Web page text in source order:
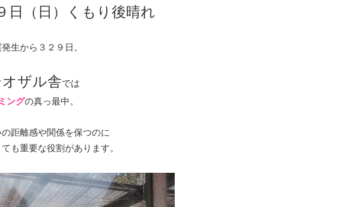
日（日）くもり後晴れ
生から３２９日。
ザル舎では
ングの真っ最中。
距離感や関係を保つのに
も重要な役割があります。